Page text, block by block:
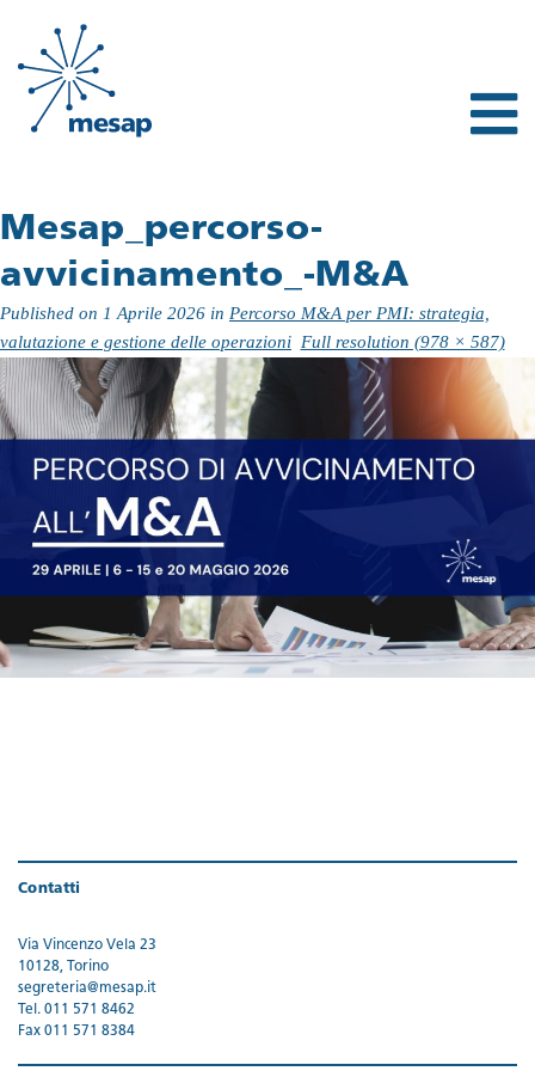
Mesap_percorso-
avvicinamento_-M&A
Published on 1 Aprile 2026 in Percorso M&A per PMI: strategia,
valutazione e gestione delle operazioni Full resolution (978 × 587)
Contatti
Via Vincenzo Vela 23
10128, Torino
segreteria@mesap.it
Tel. 011 571 8462
Fax 011 571 8384